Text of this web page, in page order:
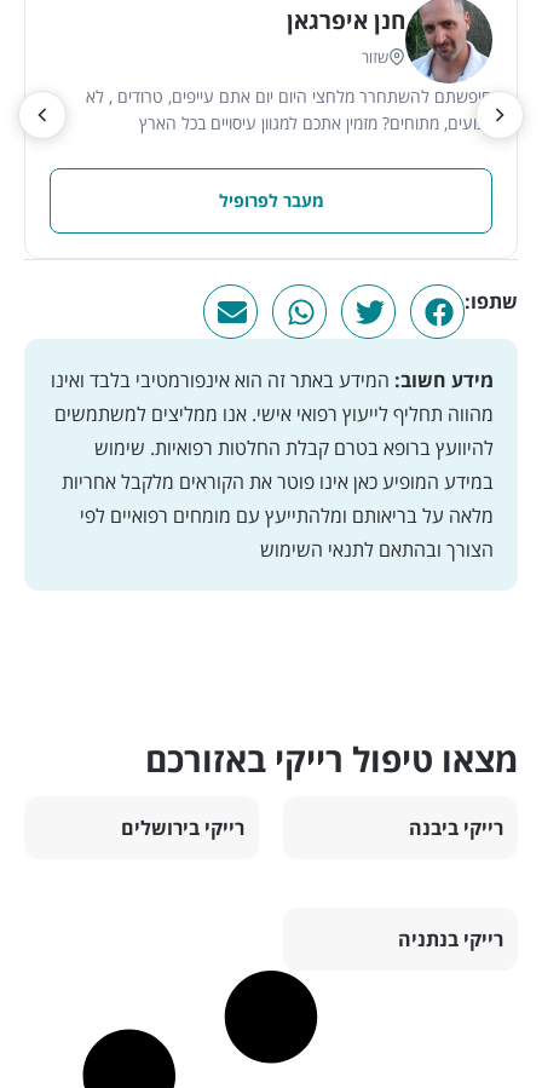
חנן איפרגאן
שזור
חיפשתם להשתחרר מלחצי היום יום אתם עייפים, טרודים , לא
רגועים, מתוחים? מזמין אתכם למגוון עיסויים בכל הארץ
מעבר לפרופיל
שתפו:
מידע חשוב: המידע באתר זה הוא אינפורמטיבי בלבד ואינו
מהווה תחליף לייעוץ רפואי אישי. אנו ממליצים למשתמשים
להיוועץ ברופא בטרם קבלת החלטות רפואיות. שימוש
במידע המופיע כאן אינו פוטר את הקוראים מלקבל אחריות
מלאה על בריאותם ומלהתייעץ עם מומחים רפואיים לפי
הצורך ובהתאם לתנאי השימוש
מצאו טיפול רייקי באזורכם
רייקי ביבנה רייקי בירושלים
רייקי בנתניה